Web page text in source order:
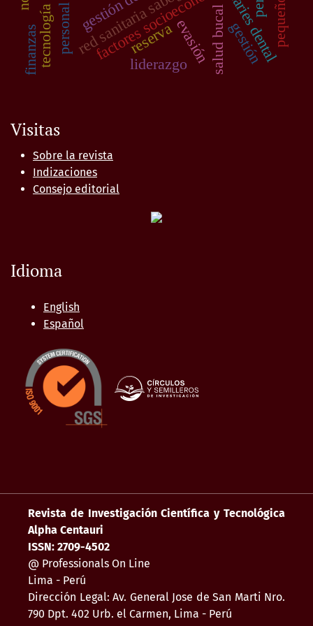
red sanitaria sabogal salud bucalcaries dental
evasión
liderazgo gestión
reserva
finanzas
Visitas
Sobre la revista
Indizaciones
Consejo editorial
Idioma
English
Español
Revista de Investigación Científica y Tecnológica
Alpha Centauri
ISSN: 2709-4502
@ Professionals On Line
Lima - Perú
Dirección Legal: Av. General Jose de San Marti Nro.
790 Dpt. 402 Urb. el Carmen, Lima - Perú